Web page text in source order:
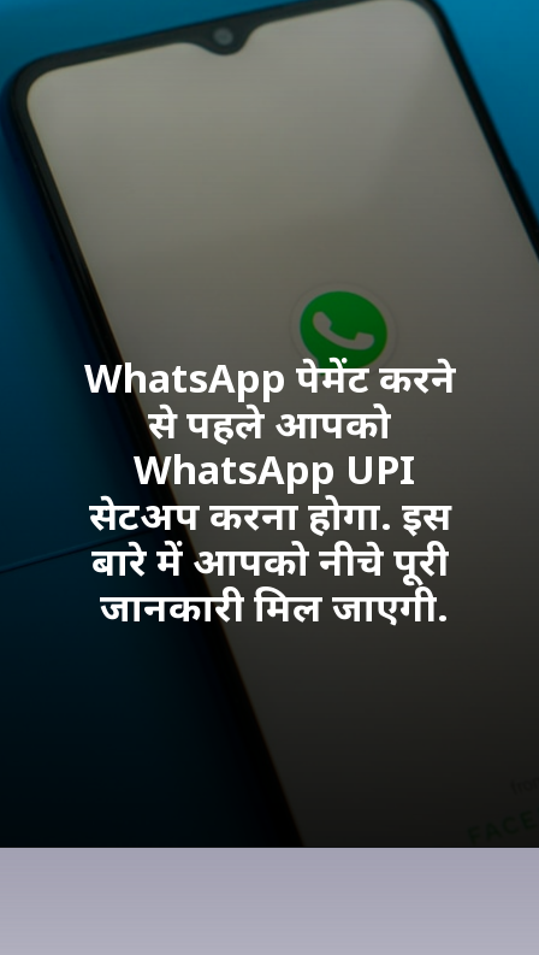
WhatsApp पेमेंट करने
से पहले आपको
WhatsApp UPI
सेटअप करना होगा. इस
बारे में आपको नीचे पूरी
जानकारी मिल जाएगी.